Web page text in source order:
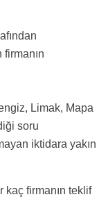
Limak, Mapa
soru
iktidara yakın
kaç firmanın teklif